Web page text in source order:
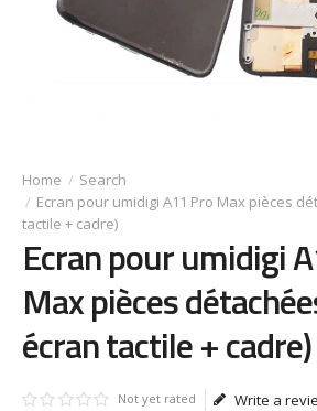
Search
Ecran pour umidigi A11 Pro Max pièces
tactile + cadre)
Ecran pour umidigi
Max pièces
écran tactile + cadre)
Not yet rated Write a